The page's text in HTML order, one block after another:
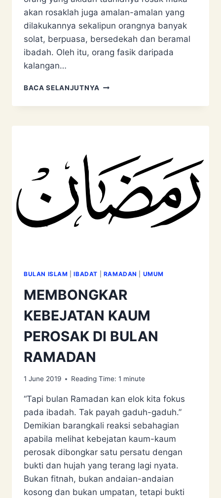
akan rosaklah juga amalan-amalan yang
dilakukannya sekalipun orangnya banyak
solat, berpuasa, bersedekah dan beramal
ibadah. Oleh itu, orang fasik daripada
kalangan…
BACA SELANJUTNYA PENTINGNYA
TAUHID
BULAN ISLAM |IBADAT RAMADAN UMUM
MEMBONGKAR
KEBEJATAN KAUM
PEROSAK DI BULAN
RAMADAN
1 June 2019 Reading Time: 1 minute
“Tapi bulan Ramadan kan elok kita fokus
pada ibadah. Tak payah gaduh-gaduh.”
Demikian barangkali reaksi sebahagian
apabila melihat kebejatan kaum-kaum
perosak dibongkar satu persatu dengan
bukti dan hujah yang terang lagi nyata.
Bukan fitnah, bukan andaian-andaian
kosong dan bukan umpatan, tetapi bukti